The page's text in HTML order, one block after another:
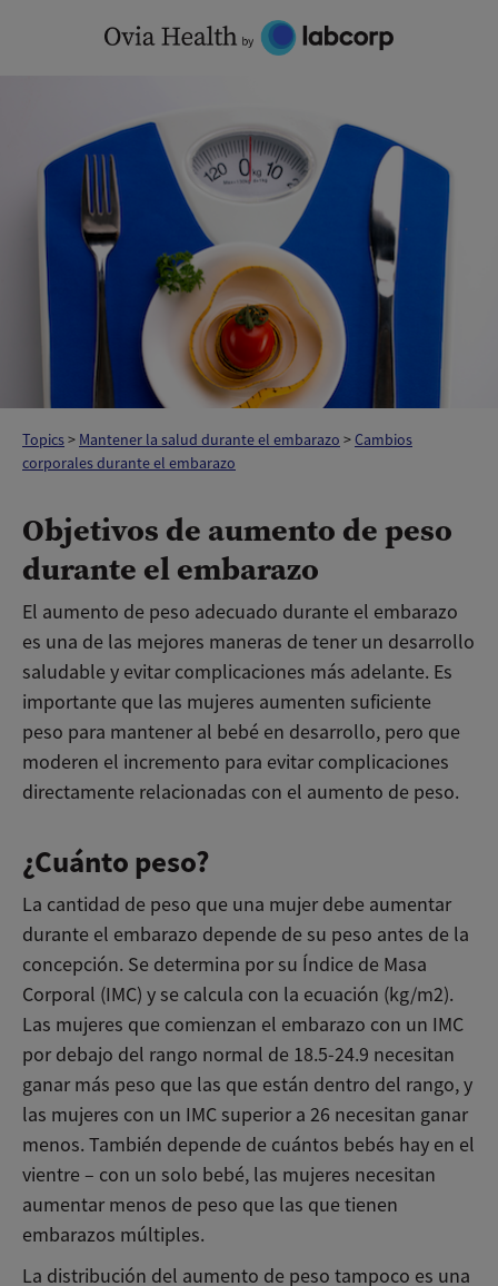
Topics> Mantener la salud durante el embarazo >Cambios
corporales durante el embarazo
Objetivos de aumento de peso
durante el embarazo
El aumento de peso adecuado durante el embarazo
es una de las mejores maneras de tener un desarrollo
saludable y evitar complicaciones más adelante. Es
importante que las mujeres aumenten suficiente
peso para mantener al bebé en desarrollo, pero que
moderen el incremento para evitar complicaciones
directamente relacionadas con el aumento de peso.
¿Cuánto peso?
La cantidad de peso que una mujer debe aumentar
durante el embarazo depende de su peso antes de la
concepción. Se determina por su Índice de Masa
Corporal (IMC) y se calcula con la ecuación (kg/m2).
Las mujeres que comienzan el embarazo con un IMC
por debajo del rango normal de 18.5-24.9 necesitan
ganar más peso que las que están dentro del rango, y
las mujeres con un IMC superior a 26 necesitan ganar
menos. También depende de cuántos bebés hay en el
vientre – con un solo bebé, las mujeres necesitan
aumentar menos de peso que las que tienen
embarazos múltiples.
La distribución del aumento de peso tampoco es una